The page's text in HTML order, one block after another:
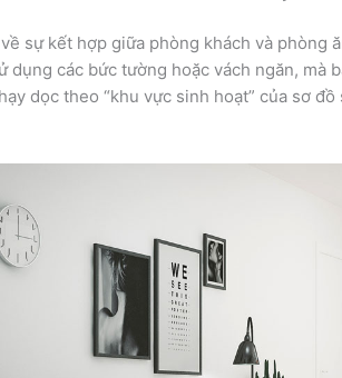
sự kết hợp giữa phòng khách và phòng
dụng các bức tường hoặc vách ngăn, mà
dọc theo “khu vực sinh hoạt” của sơ